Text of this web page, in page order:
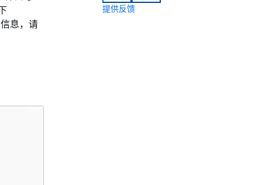
息，请
提供反馈